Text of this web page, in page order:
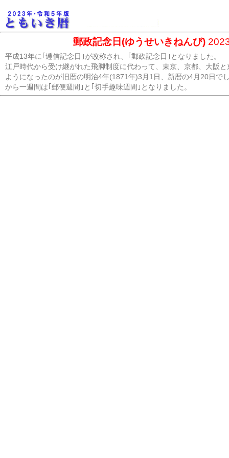
郵政記念日(ゆうせいきねんび)
平成13年に｢逓信記念日｣が改称され、｢郵政記念日｣となりました。
江戸時代から受け継がれた飛脚制度に代わって、東京、京都、大阪
ようになったのが旧暦の明治4年(1871年)3月1日、新暦の4月20日で
から一週間は｢郵便週間｣と｢切手趣味週間｣となりました。